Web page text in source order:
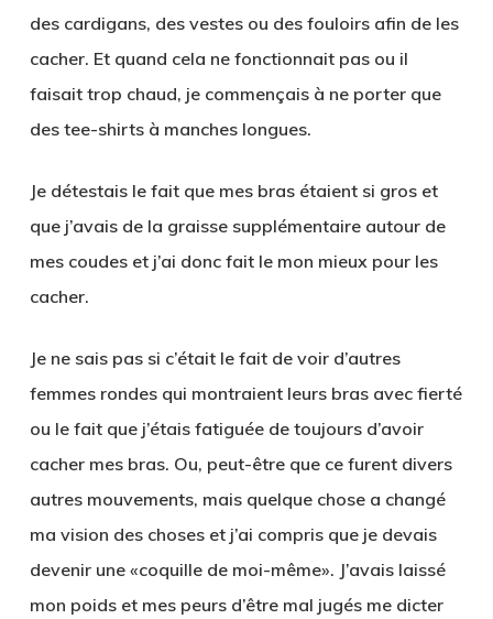
des cardigans, des vestes ou des fouloirs afin de les
cacher. Et quand cela ne fonctionnait pas ou il
faisait trop chaud, je commençais à ne porter que
des tee-shirts à manches longues.
Je détestais le fait que mes bras étaient si gros et
que j’avais de la graisse supplémentaire autour de
mes coudes et j’ai donc fait le mon mieux pour les
cacher.
Je ne sais pas si c’était le fait de voir d’autres
femmes rondes qui montraient leurs bras avec fierté
ou le fait que j’étais fatiguée de toujours d’avoir
cacher mes bras. Ou, peut-être que ce furent divers
autres mouvements, mais quelque chose a changé
ma vision des choses et j’ai compris que je devais
devenir une «coquille de moi-même». J’avais laissé
mon poids et mes peurs d’être mal jugés me dicter